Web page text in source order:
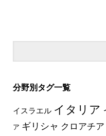
分野別タグ一覧
イスラエル イタリア
ア ギリシャ クロアチア